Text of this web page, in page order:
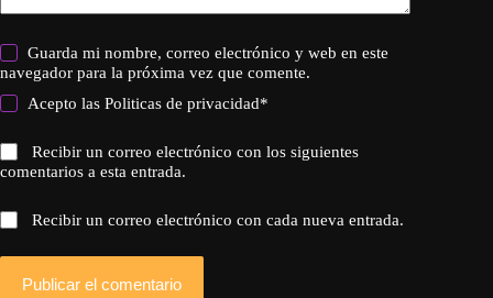
Guarda mi nombre, correo electrónico y web en este
navegador para la próxima vez que comente.
Acepto lasPoliticas de privacidad*
Recibir un correo electrónico con los siguientes
comentarios a esta entrada.
Recibir un correo electrónico con cada nueva entrada.
Publicar el comentario